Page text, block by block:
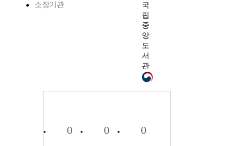
소장기관
국
립
중
앙
도
서
관
0 0 0